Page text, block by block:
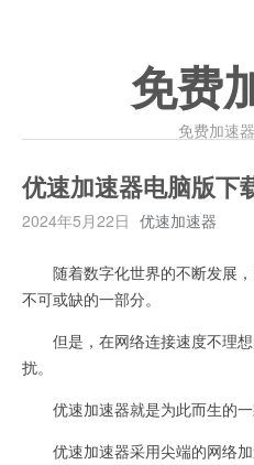
免费
免费加速
优速加速器电脑版下
2024年5月22日 优速加速器
随着数字化世界的不断发展，
不可或缺的一部分。
但是，在网络连接速度不理想
扰。
优速加速器就是为此而生的一
优速加速器采用尖端的网络加